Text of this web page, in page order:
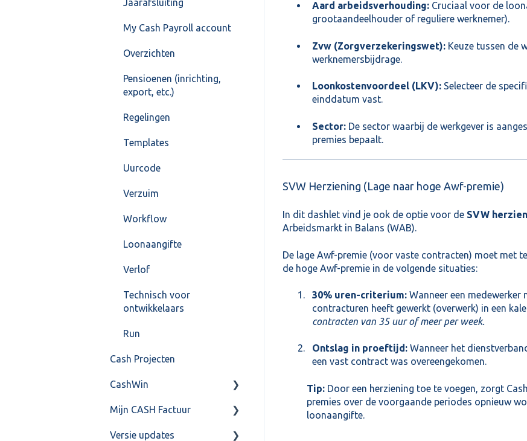
Aard arbeidsverhouding:Cruciaal voor de
grootaandeelhouder of reguliere werknemer).
Zvw (Zorgverzekeringswet):Keuze tussen de
werknemersbijdrage.
Loonkostenvoordeel (LKV):Selecteer de
einddatum vast.
Sector:De sector waarbij de werkgever is
premies bepaalt.
SVW Herziening (Lage naar hoge Awf-premie)
In dit dashlet vind je ook de optie voor de SVW
Arbeidsmarkt in Balans (WAB).
De lage Awf-premie (voor vaste contracten) moet met
de hoge Awf-premie in de volgende situaties:
30% uren-criterium:Wanneer een medewerker
contracturen heeft gewerkt (overwerk) in een
contracten van 35 uur of meer per week.
Ontslag in proeftijd:Wanneer het
een vast contract was overeengekomen.
Tip:Door een herziening toe te voegen, zorgt
premies over de voorgaande periodes opnieuw
loonaangifte.
Jaarafsluiting
My Cash Payroll account
Overzichten
Pensioenen (inrichting,
export, etc.)
Regelingen
Templates
Uurcode
Verzuim
Workflow
Loonaangifte
Verlof
Technisch voor
ontwikkelaars
Run
Cash Projecten
CashWin
Overig
Mijn CASH Factuur
Facturatie Loonportal(
Versie updates